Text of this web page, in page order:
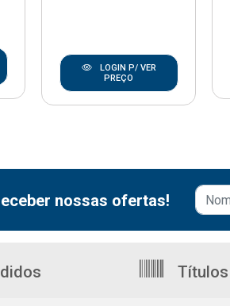
LOGIN P/ VER
PREÇO
nossas ofertas!
Títulos